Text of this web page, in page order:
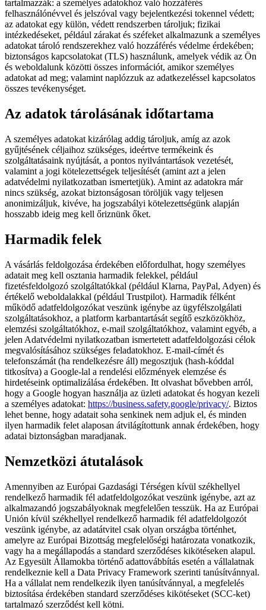
tartalmazzák: a személyes adatokhoz való hozzáférés
felhasználónévvel és jelszóval vagy bejelentkezési tokennel védett;
az adatokat egy külön, védett rendszerben tároljuk; fizikai
intézkedéseket, például zárakat és széfeket alkalmazunk a személyes
adatokat tároló rendszerekhez való hozzáférés védelme érdekében;
biztonságos kapcsolatokat (TLS) használunk, amelyek védik az Ön
és weboldalunk közötti összes információt, amikor személyes
adatokat ad meg; valamint naplózzuk az adatkezeléssel kapcsolatos
összes tevékenységet.
Az adatok tárolásának időtartama
A személyes adatokat kizárólag addig tároljuk, amíg az azok
gyűjtésének céljaihoz szükséges, ideértve termékeink és
szolgáltatásaink nyújtását, a pontos nyilvántartások vezetését,
valamint a jogi kötelezettségek teljesítését (amint azt a jelen
adatvédelmi nyilatkozatban ismertetjük). Amint az adatokra már
nincs szükség, azokat biztonságosan töröljük vagy teljesen
anonimizáljuk, kivéve, ha jogszabályi kötelezettségünk alapján
hosszabb ideig meg kell őriznünk őket.
Harmadik felek
A vásárlás feldolgozása érdekében előfordulhat, hogy személyes
adatait meg kell osztania harmadik felekkel, például
fizetésfeldolgozó szolgáltatókkal (például Klarna, PayPal, Adyen) és
értékelő weboldalakkal (például Trustpilot). Harmadik félként
működő adatfeldolgozókat veszünk igénybe az ügyfélszolgálati
szolgáltatásokhoz, a platform karbantartását segítő eszközökhöz,
elemzési szolgáltatókhoz, e-mail szolgáltatókhoz, valamint egyéb, a
jelen Adatvédelmi nyilatkozatban ismertetett adatfeldolgozási célok
megvalósításához szükséges feladatokhoz. E-mail-címét és
telefonszámát (ha rendelkezésre áll) megosztjuk (hash-kóddal
titkosítva) a Google-lal a rendelési előzmények elemzése és
hirdetéseink optimalizálása érdekében. Itt olvashat bővebben arról,
hogy a Google hogyan használja az üzleti adatokat és hogyan kezeli
a személyes adatokat: https://business.safety.google/privacy/. Biztos
lehet benne, hogy adatait soha senkinek nem adjuk el, és minden
ilyen harmadik felet alaposan átvilágítottunk annak érdekében, hogy
adatai biztonságban maradjanak.
Nemzetközi átutalások
Amennyiben az Európai Gazdasági Térségen kívül székhellyel
rendelkező harmadik fél adatfeldolgozókat veszünk igénybe, azt az
alkalmazandó jogszabályoknak megfelelően tesszük. Ha az Európai
Unión kívül székhellyel rendelkező harmadik fél adatfeldolgozót
veszünk igénybe, az adatátvitel csak olyan országba történhet,
amelyre az Európai Bizottság megfelelőségi határozata vonatkozik,
vagy ha a megállapodás a standard szerződéses kikötéseken alapul.
Az Egyesült Államokba történő adattovábbítás esetén a vállalatnak
rendelkeznie kell a Data Privacy Framework szerinti tanúsítvánnyal.
Ha a vállalat nem rendelkezik ilyen tanúsítvánnyal, a megfelelés
biztosítása érdekében standard szerződéses kikötéseket (SCC-ket)
tartalmazó szerződést kell kötni.